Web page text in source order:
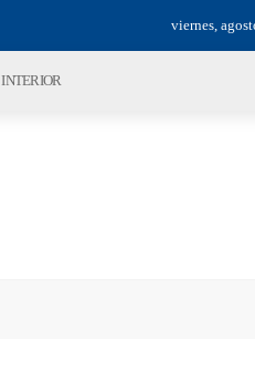
viernes,
INTERIOR